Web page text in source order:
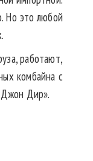
Но это любой
работают,
комбайна с
Дир».